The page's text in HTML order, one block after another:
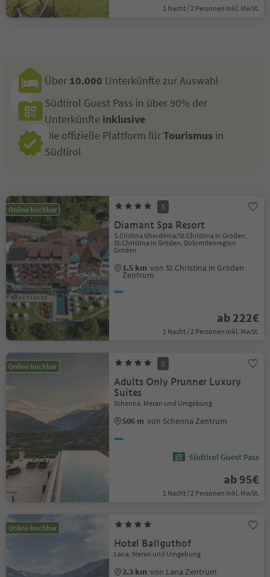
1 Nacht / 2 Personen Inkl. MwSt.
Über 10.000 Unterkünfte zur Auswahl
Südtirol Guest Pass in über 90% der
Unterkünfte inklusive
Die offizielle Plattform fürTourismus in
Südtirol
Online buchbar S
Diamant Spa Resort
S.Cristina Gherdëina/St.Christina in Gröden,
St.Christina in Gröden, Dolomitenregion
Gröden
1.5 km von St.Christina in Gröden
Zentrum
ab 222€
1 Nacht / 2 Personen Inkl. MwSt.
Online buchbar S
Adults Only Prunner Luxury
Suites
Schenna, Meran und Umgebung
506 m von Schenna Zentrum
Südtirol Guest Pass
ab 95€
1 Nacht / 2 Personen Inkl. MwSt.
Online buchbar
Hotel Ballguthof
Lana, Meran und Umgebung
2.3 km von Lana Zentrum